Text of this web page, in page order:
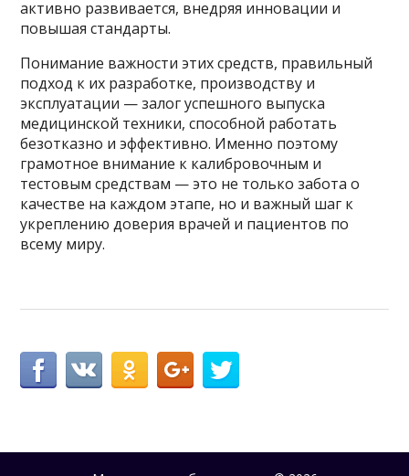
активно развивается, внедряя инновации и
повышая стандарты.
Понимание важности этих средств, правильный
подход к их разработке, производству и
эксплуатации — залог успешного выпуска
медицинской техники, способной работать
безотказно и эффективно. Именно поэтому
грамотное внимание к калибровочным и
тестовым средствам — это не только забота о
качестве на каждом этапе, но и важный шаг к
укреплению доверия врачей и пациентов по
всему миру.